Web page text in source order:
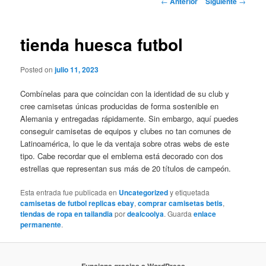
tienda huesca futbol
Posted onjulio 11, 2023
Combínelas para que coincidan con la identidad de su club y
cree camisetas únicas producidas de forma sostenible en
Alemania y entregadas rápidamente. Sin embargo, aquí puedes
conseguir camisetas de equipos y clubes no tan comunes de
Latinoamérica, lo que le da ventaja sobre otras webs de este
tipo. Cabe recordar que el emblema está decorado con dos
estrellas que representan sus más de 20 títulos de campeón.
Esta entrada fue publicada en Uncategorizedy etiquetada
camisetas de futbol replicas ebay,comprar camisetas betis,
tiendas de ropa en tailandiapordealcoolya. Guardaenlace
permanente.